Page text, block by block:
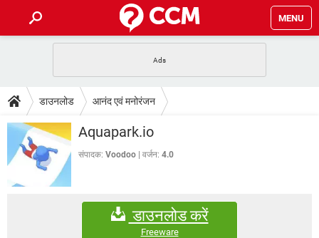
MENU
फोन पर अकाउंट बैलेंस चेक
WhatsApp Hack हो गया?
टेक-स्पेशल
2020 के फ्री एंटीवायरस
बेस्ट फ्री ऑनलाइन गेम्स
डाउनलोड
Vidmate PUBG Mobile
WhatsRemoved+
FORUM
कंप्यूटर बस
डाउनलोड आनंद एवं मनोरंजन
Aquapark.io
संपादक: Voodoo वर्जन: 4.0
डाउनलोड करें
Freeware